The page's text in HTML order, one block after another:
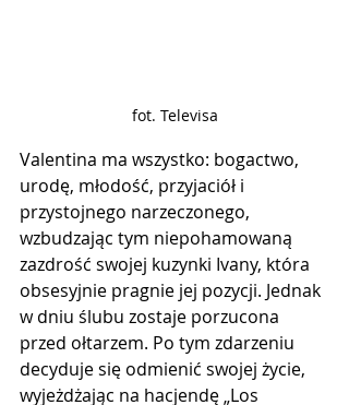
fot. Televisa
Valentina ma wszystko: bogactwo,
urodę, młodość, przyjaciół i
przystojnego narzeczonego,
wzbudzając tym niepohamowaną
zazdrość swojej kuzynki Ivany, która
obsesyjnie pragnie jej pozycji. Jednak
w dniu ślubu zostaje porzucona
przed ołtarzem. Po tym zdarzeniu
decyduje się odmienić swojej życie,
wyjeżdżając na hacjendę „Los